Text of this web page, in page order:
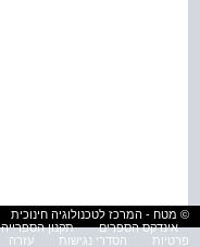
© מטח - המרכז לטכנולוגיה חינוכית
אינדקס הספרים
תקנון הספרייה
פרטיות
הסדרי נגישות עזרה